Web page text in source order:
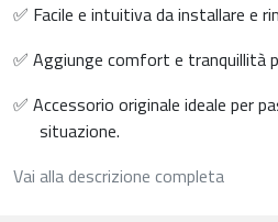
✅ Facile e intuitiva da installare e
✅ Aggiunge comfort e tranquillità
✅ Accessorio originale ideale per
situazione.
Vai alla descrizione completa